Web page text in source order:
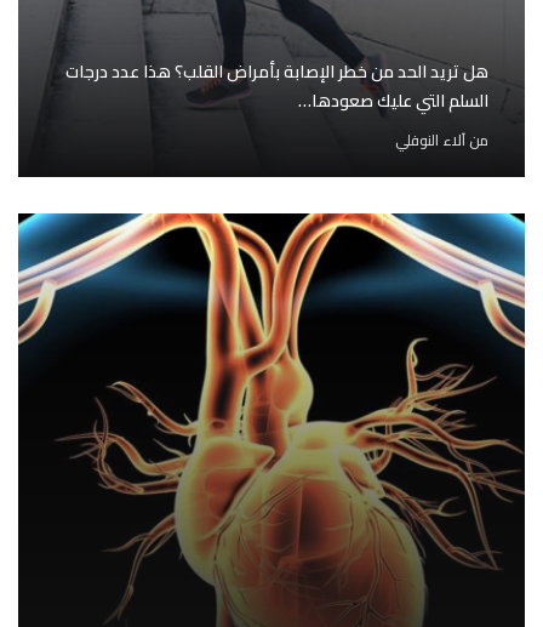
هل تريد الحد من خطر الإصابة بأمراض القلب؟ هذا عدد درجات
السلم التي عليك صعودها…
منآلاء النوفلي